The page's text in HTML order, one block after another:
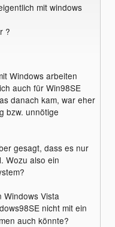
mit windows
?
Windows arbeiten
auch für Win98SE
danach kam, war eher
bzw. unnötige
gesagt, dass es nur
Wozu also ein
Windows Vista
nicht mit ein
auch könnte?